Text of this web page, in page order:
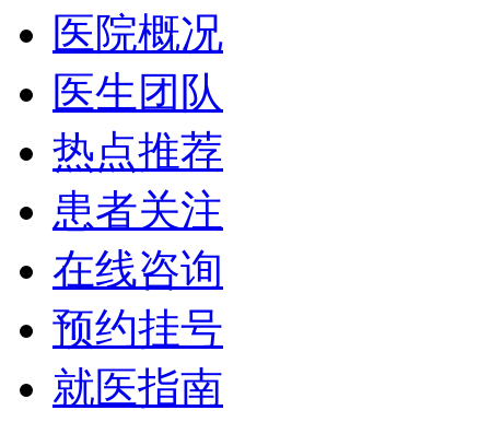
医院概况
医生团队
热点推荐
患者关注
在线咨询
预约挂号
就医指南